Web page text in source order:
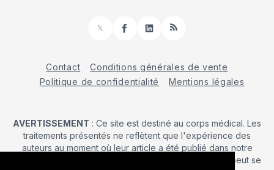
𝕏
FacebookLinkedInRSS
Contact
Conditions générales de vente
Politique de confidentialité
Mentions légales
AVERTISSEMENT : Ce site est destiné au corps médical. Les
traitements présentés ne reflètent que l'expérience des
auteurs au moment où leur article a été publié dans notre
journal. La décision d’une intervention chirurgicale ne peut se